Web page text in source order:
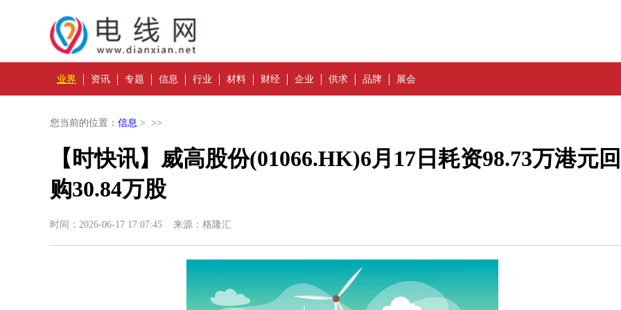
业界 资讯 专题 信息 行业 材料 财经 企业 供求 品牌 展会
您当前的位置： 信息 > >>
【时快讯】威高股份(01066.HK)6月17日耗资98.73万港元回
购30.84万股
时间：2026-06-17 17:07:45 来源：格隆汇